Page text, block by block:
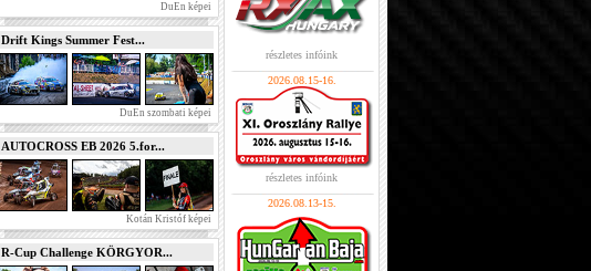
DuEn képei
Drift Kings Summer Fest...
DuEn szombati képei
AUTOCROSS EB 2026 5.for...
Kotán Kristóf képei
R-Cup Challenge KÖRGYOR...
részletes infóink
2026.08.15-16.
részletes infóink
2026.08.13-15.